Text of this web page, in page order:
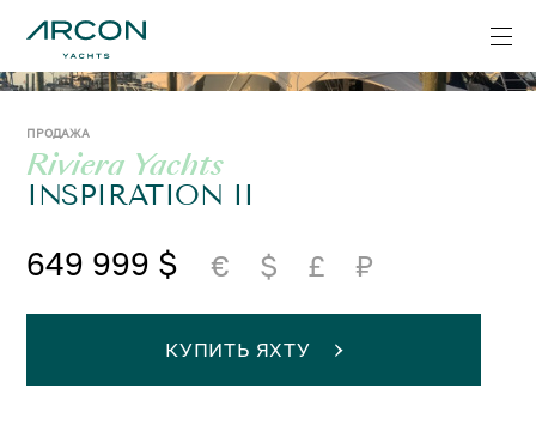
ПРОДАЖА
Riviera Yachts
INSPIRATION II
649 999 $ € $ £ ₽
КУПИТЬ ЯХТУ